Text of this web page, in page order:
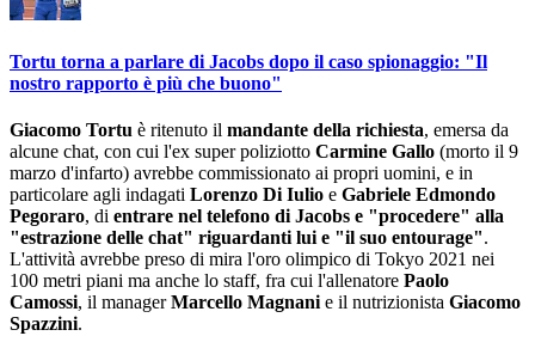
Tortu torna a parlare di Jacobs dopo il caso spionaggio: "Il
nostro rapporto è più che buono"
Giacomo Tortu è ritenuto il mandante della richiesta, emersa da
alcune chat, con cui l'ex super poliziotto Carmine Gallo (morto il 9
marzo d'infarto) avrebbe commissionato ai propri uomini, e in
particolare agli indagati Lorenzo Di Iulio e Gabriele Edmondo
Pegoraro, di entrare nel telefono di Jacobs e "procedere" alla
"estrazione delle chat" riguardanti lui e "il suo entourage".
L'attività avrebbe preso di mira l'oro olimpico di Tokyo 2021 nei
100 metri piani ma anche lo staff, fra cui l'allenatore Paolo
Camossi, il managerMarcello Magnani e il nutrizionista Giacomo
Spazzini.